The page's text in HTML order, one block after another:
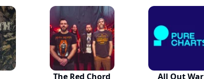
The Red Chord All Out War